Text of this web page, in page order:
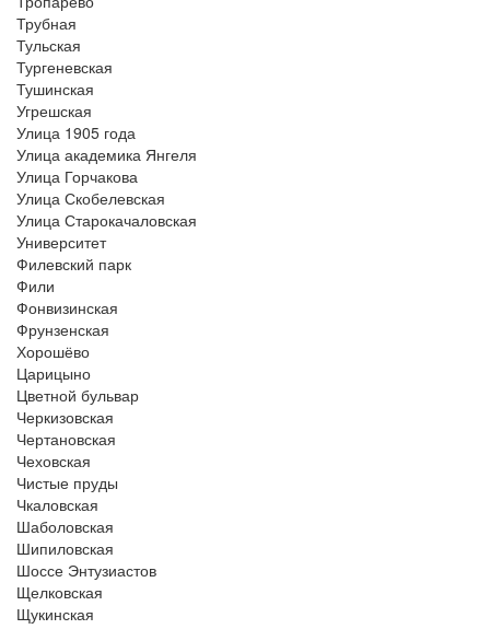
Трубная
Тульская
Тургеневская
Тушинская
Угрешская
Улица 1905 года
Улица академика Янгеля
Улица Горчакова
Улица Скобелевская
Улица Старокачаловская
Университет
Филевский парк
Фили
Фонвизинская
Фрунзенская
Хорошёво
Царицыно
Цветной бульвар
Черкизовская
Чертановская
Чеховская
Чистые пруды
Чкаловская
Шаболовская
Шипиловская
Шоссе Энтузиастов
Щелковская
Щукинская